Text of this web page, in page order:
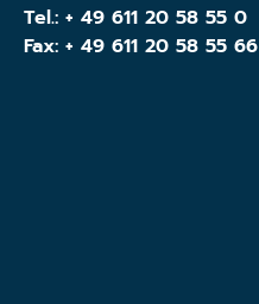
Tel.: + 49 611 20 58 55 0
Fax: + 49 611 20 58 55 66